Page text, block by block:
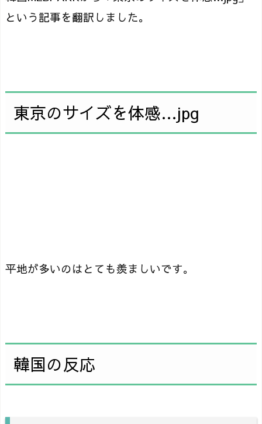
という記事を翻訳しました。
東京のサイズを体感…jpg
平地が多いのはとても羨ましいです。
韓国の反応